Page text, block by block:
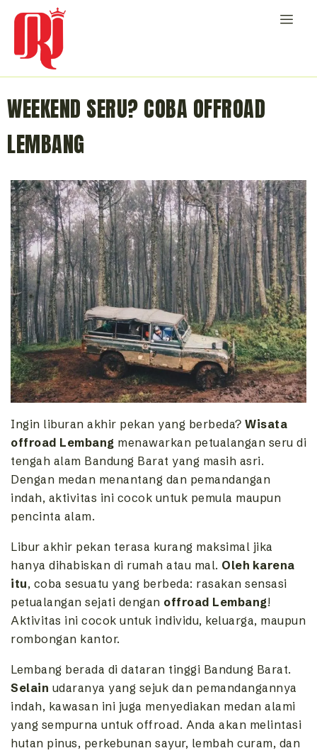
WEEKEND SERU? COBA OFFROAD
LEMBANG
Ingin liburan akhir pekan yang berbeda? Wisata
offroad Lembang menawarkan petualangan seru di
tengah alam Bandung Barat yang masih asri.
Dengan medan menantang dan pemandangan
indah, aktivitas ini cocok untuk pemula maupun
pencinta alam.
Libur akhir pekan terasa kurang maksimal jika
hanya dihabiskan di rumah atau mal. Oleh karena
itu, coba sesuatu yang berbeda: rasakan sensasi
petualangan sejati dengan offroad Lembang!
Aktivitas ini cocok untuk individu, keluarga, maupun
rombongan kantor.
Lembang berada di dataran tinggi Bandung Barat.
Selain udaranya yang sejuk dan pemandangannya
indah, kawasan ini juga menyediakan medan alami
yang sempurna untuk offroad. Anda akan melintasi
hutan pinus, perkebunan sayur, lembah curam, dan